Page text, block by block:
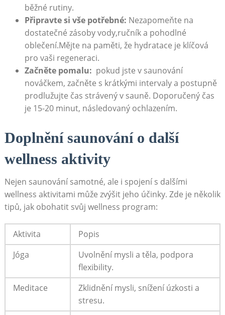
běžné rutiny.
Připravte si vše⁣ potřebné: ⁣Nezapomeňte na
dostatečné ‍zásoby vody,ručník a pohodlné
oblečení.Mějte na paměti, že hydratace je klíčová‍
pro vaši regeneraci.
Začněte pomalu: ⁤ pokud jste v saunování
nováčkem, začněte ​s‍ krátkými intervaly a ​postupně
prodlužujte ​čas strávený ⁤v ​sauně. Doporučený čas
je ⁤15-20 minut, následovaný ochlazením.
Doplnění​ saunování o‍ další
wellness aktivity
Nejen saunování samotné, ale i spojení⁤ s dalšími
wellness aktivitami může zvýšit‍ jeho účinky. Zde je několik
tipů, jak obohatit svůj wellness program:
Aktivita
Popis
Jóga
Uvolnění mysli‍ a těla, podpora
⁣flexibility.
Meditace
Zklidnění mysli,‌ snížení ​úzkosti a
stresu.